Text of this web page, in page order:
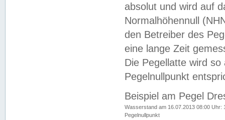
absolut und wird auf
Normalhöhennull
den Betreiber des
eine lange Zeit
Die Pegellatte wird
Pegelnullpunkt
Beispiel am Pegel
Wasserstand am 16.07.2013 08:00 Uhr:
Pegelnullpunkt